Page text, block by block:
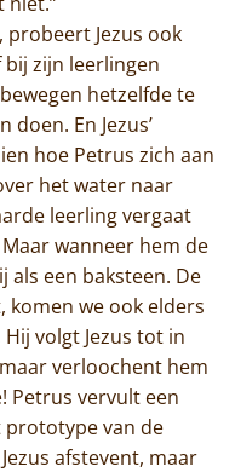
probeert Jezus ook
zijn leerlingen
hetzelfde te
En Jezus’
hoe Petrus zich aan
het water naar
leerling vergaat
wanneer hem de
een baksteen. De
we ook elders
volgt Jezus tot in
verloochent hem
Petrus vervult een
prototype van de
afstevent, maar